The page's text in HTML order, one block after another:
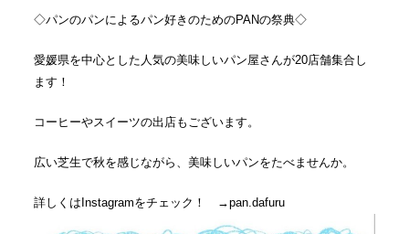
◇パンのパンによるパン好きのためのPANの祭典◇
愛媛県を中心とした人気の美味しいパン屋さんが20店舗集合し
ます！
コーヒーやスイーツの出店もございます。
広い芝生で秋を感じながら、美味しいパンをたべませんか。
詳しくはInstagramをチェック！ →pan.dafuru